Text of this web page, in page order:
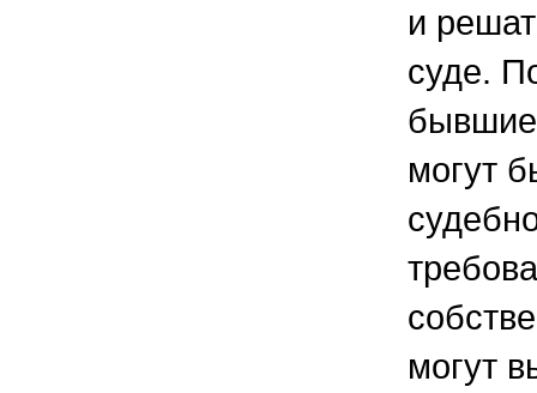
и
суде.
могут
могут